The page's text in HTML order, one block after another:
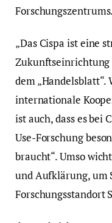
Forschungszentrums.
„Das Cispa ist eine
Zukunftseinrichtung
dem
internationale
ist auch, dass es bei
Use-Forschung
braucht“. Umso
und Aufklärung, um
Forschungsstandort